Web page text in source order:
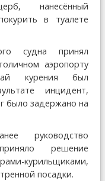
нанесённый
в туалете
судна принял
аэропорту
курения был
инцидент,
было задержано на
руководство
решение
курильщиками,
посадки.